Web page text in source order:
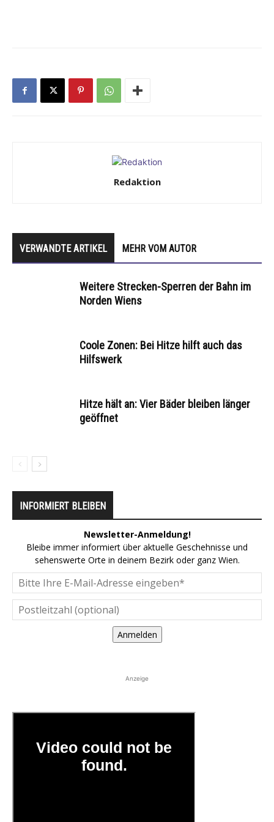
Redaktion
VERWANDTE ARTIKEL MEHR VOM AUTOR
Weitere Strecken-Sperren der Bahn im
Norden Wiens
Coole Zonen: Bei Hitze hilft auch das
Hilfswerk
Hitze hält an: Vier Bäder bleiben länger
geöffnet
INFORMIERT BLEIBEN
Newsletter-Anmeldung!
Bleibe immer informiert über aktuelle Geschehnisse und
sehenswerte Orte in deinem Bezirk oder ganz Wien.
Anmelden
Anzeige